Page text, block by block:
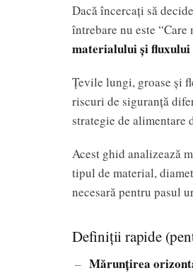
Dacă încercați să
întrebare nu este “Care
materialului și fluxului
Țevile lungi, groase și
riscuri de siguranță
strategie de alimentare
Acest ghid analizează
tipul de material,
necesară pentru pasul
Definiții rapide
Mărunțirea